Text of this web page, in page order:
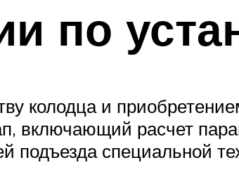
по
колодца и
включающий расчет
подъезда специальной